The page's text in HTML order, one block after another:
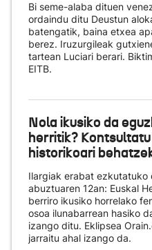
Bi seme-alaba dituen
ordaindu ditu Deustun
batengatik, baina etxea
berez. Iruzurgileak
tartean Luciari berari.
EITB.
Nola ikusiko da
herritik?
historikoari
Ilargiak erabat ezkutatuko
abuztuaren 12an: Euskal
berriro ikusiko horrelako
osoa ilunabarrean hasiko
izango ditu. Eklipsea
jarraitu ahal izango da.